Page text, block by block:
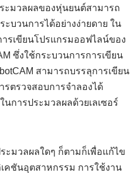
ะมวลผลของหุ่นยนต์สามารถ
บวนการได้อย่างง่ายดาย ใน
รเขียนโปรแกรมออฟไลน์ของ
ซึ่งใช้กระบวนการการเขียน
สามารถบรรลุการเขียน
ตรวจสอบการจำลองได้
การประมวลผลด้วยเลเซอร์
ะมวลผลใดๆ ก็ตามก็เพื่อแก้ไข
คชันอุตสาหกรรม การใช้งาน